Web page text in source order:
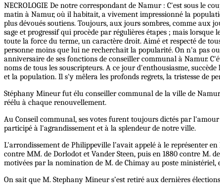
NECROLOGIE De notre correspondant de Namur : C'est sous le
matin à Namur, où il habitait, a vivement impressionné la
plus dévoués soutiens. Toujours, aux jours sombres, comme
sage et progressif qui procède par régulières étapes ; mais
toute la force du terme, un caractère droit. Aimé et respecté de
personne moins que lui ne recherchait la popularité. On n'a pas
anniversaire de ses fonctions de conseiller communal à Namur.
noms de tous les souscripteurs. A ce jour d'enthousiasme,
et la population. Il s'y mêlera les profonds regrets, la tristesse de
Stéphany Mineur fut élu conseiller communal de la ville de
réélu à chaque renouvellement.
Au Conseil communal, ses votes furent toujours dictés par
participé à l'agrandissement et à la splendeur de notre ville.
L'arrondissement de Philippeville l’avait appelé à le représenter
contre MM. de Dorlodot et Vander Steen, puis en 1880 contre M.
motivées par la nomination de M. de Chimay au poste
On sait que M. Stephany Mineur s’est retiré aux dernières